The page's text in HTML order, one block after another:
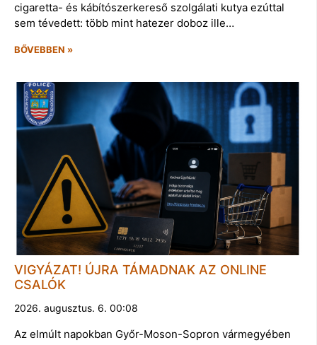
cigaretta- és kábítószerkereső szolgálati kutya ezúttal
sem tévedett: több mint hatezer doboz ille…
BŐVEBBEN »
VIGYÁZAT! ÚJRA TÁMADNAK AZ ONLINE
CSALÓK
2026. augusztus. 6. 00:08
Az elmúlt napokban Győr-Moson-Sopron vármegyében